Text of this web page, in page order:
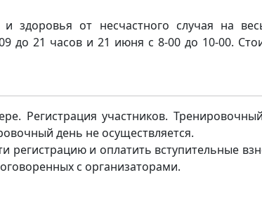
здоровья от несчастного случая на
до 21 часов и 21 июня с 8-00 до 10-00.
Регистрация участников.
день не осуществляется.
регистрацию и оплатить вступительные
с организаторами.